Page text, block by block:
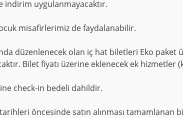
indirim uygulanmayacaktır.
misafirlerimiz de faydalanabilir.
düzenlenecek olan iç hat biletleri Eko
Bilet fiyatı üzerine eklenecek ek
check-in bedeli dahildir.
tarihleri öncesinde satın alınması